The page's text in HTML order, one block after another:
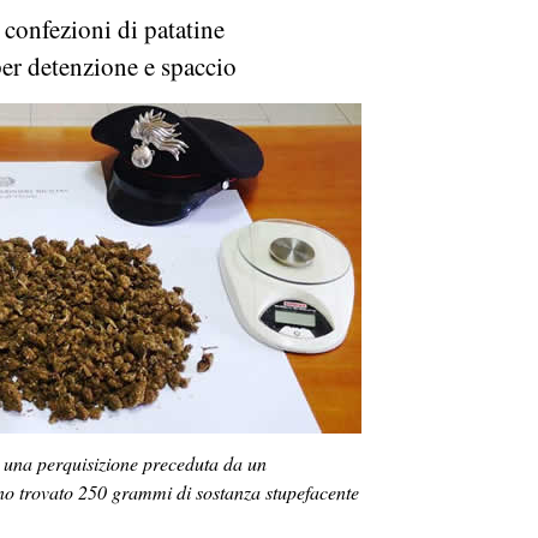
di patatine
detenzione e spaccio
perquisizione preceduta da un
trovato 250 grammi di sostanza stupefacente